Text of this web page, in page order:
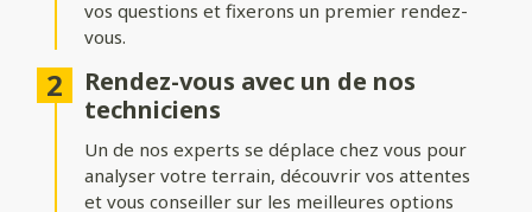
Formes du portail
Ajoutez du style à votre entrée avec différentes formes de
portails :
dynamique.
Bombé ou bombé inversé: des courbes élégantes pour un
vos questions et fixerons un premier rendez-
vous.
Rendez-vous avec un de nos
techniciens
Un de nos experts se déplace chez vous pour
analyser votre terrain, découvrir vos attentes
et vous conseiller sur les meilleures options